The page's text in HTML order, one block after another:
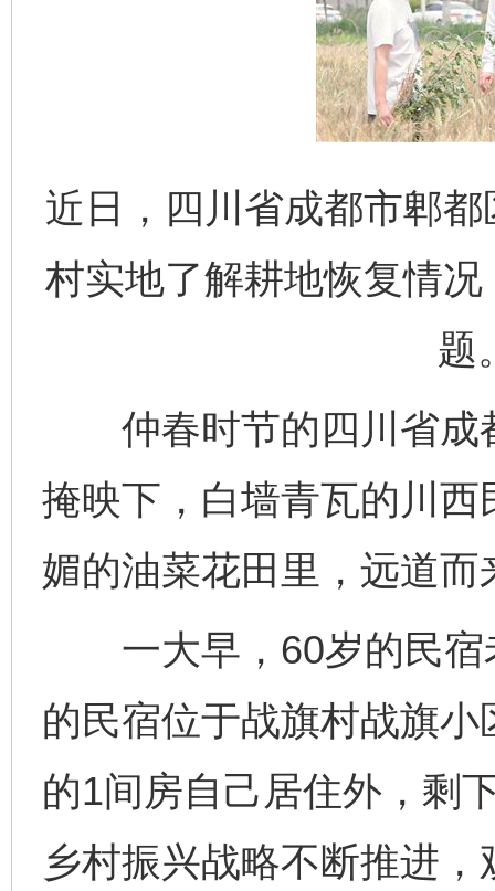
近日，四川省成都市郫
村实地了解耕地恢复情
题
仲春时节的四川省成
掩映下，白墙青瓦的川
媚的油菜花田里，远道
一大早，60岁的民宿
的民宿位于战旗村战旗
的1间房自己居住外，剩
乡村振兴战略不断推进